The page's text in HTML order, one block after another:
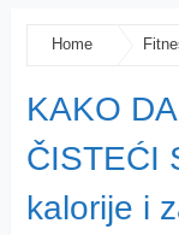
Home
KAKO
ČISTEĆI
kalorije i